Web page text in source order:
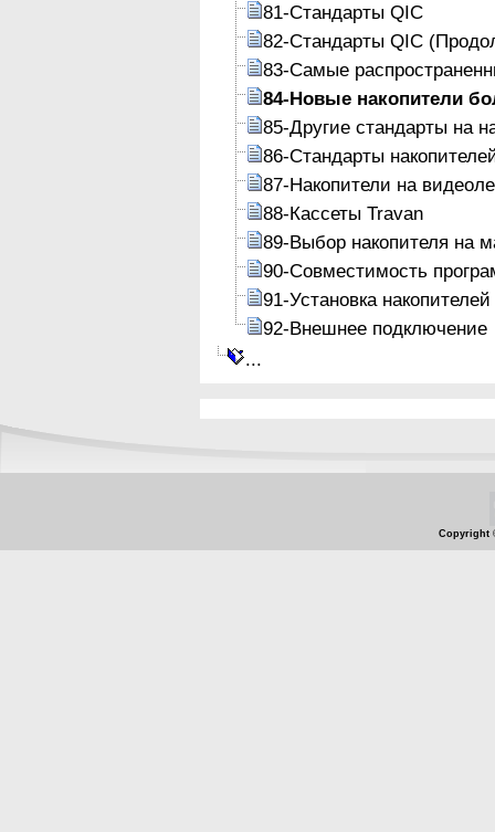
81-Стандарты QIC
82-Стандарты QIC
83-Самые
84-Новые накопители
85-Другие стандарты на
86-Стандарты
87-Накопители на
88-Кассеты Travan
89-Выбор накопителя на
90-Совместимость
91-Установка
92-Внешнее подключение
Copyright